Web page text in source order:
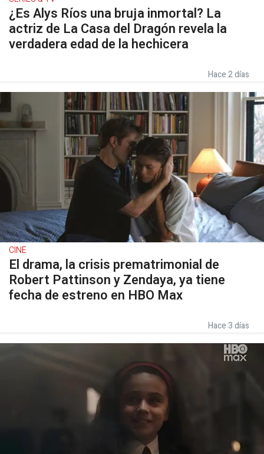
¿Es Alys Ríos una bruja inmortal? La
actriz de La Casa del Dragón revela la
verdadera edad de la hechicera
Hace 2 días
CINE
El drama, la crisis prematrimonial de
Robert Pattinson y Zendaya, ya tiene
fecha de estreno en HBO Max
Hace 3 días